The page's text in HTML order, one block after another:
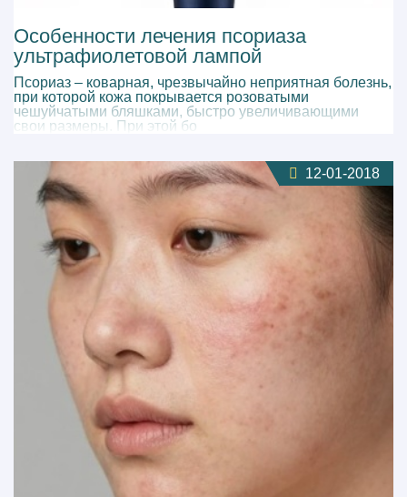
Особенности лечения псориаза
ультрафиолетовой лампой
Псориаз – коварная, чрезвычайно неприятная болезнь,
при которой кожа покрывается розоватыми
чешуйчатыми бляшками, быстро увеличивающими
свои размеры. При этой бо
12-01-2018